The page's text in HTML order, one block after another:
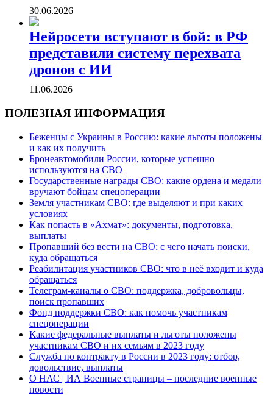
30.06.2026
Нейросети вступают в бой: в РФ
представили систему перехвата
дронов с ИИ
11.06.2026
ПОЛЕЗНАЯ ИНФОРМАЦИЯ
Беженцы с Украины в Россию: какие льготы положены
и как их получить
Бронеавтомобили России, которые успешно
используются на СВО
Государственные награды СВО: какие ордена и медали
вручают бойцам спецоперации
Земля участникам СВО: где выделяют и при каких
условиях
Как попасть в «Ахмат»: документы, подготовка,
выплаты
Пропавший без вести на СВО: с чего начать поиски,
куда обращаться
Реабилитация участников СВО: что в неё входит и куда
обращаться
Телеграм-каналы о СВО: поддержка, добровольцы,
поиск пропавших
Фонд поддержки СВО: как помочь участникам
спецоперации
Какие федеральные выплаты и льготы положены
участникам СВО и их семьям в 2023 году
Служба по контракту в России в 2023 году: отбор,
довольствие, выплаты
О НАС | ИА Военные страницы – последние военные
новости